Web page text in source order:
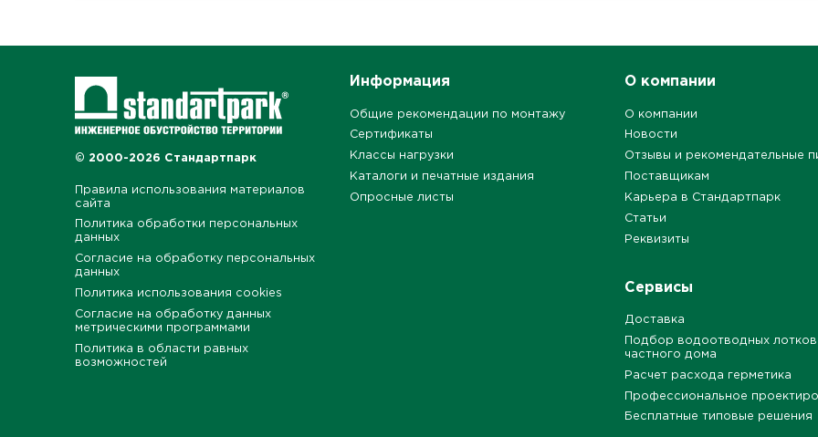
© 2000-2026 Стандартпарк
Правила использования материалов
сайта
Политика обработки персональных
данных
Согласие на обработку персональных
данных
Политика использования cookies
Согласие на обработку данных
метрическими программами
Политика в области равных
возможностей
Информация
Общие рекомендации по монтажу
Сертификаты
Классы нагрузки
Каталоги и печатные издания
Опросные листы
О компании
О компании
Новости
Отзывы и рекомендательные
Поставщикам
Карьера в Стандартпарк
Статьи
Реквизиты
Сервисы
Доставка
Подбор водоотводных
частного дома
Расчет расхода герметика
Профессиональное
Бесплатные типовые решения